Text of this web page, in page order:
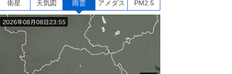
衛星 天気図 雨雲 アメダス PM2.5